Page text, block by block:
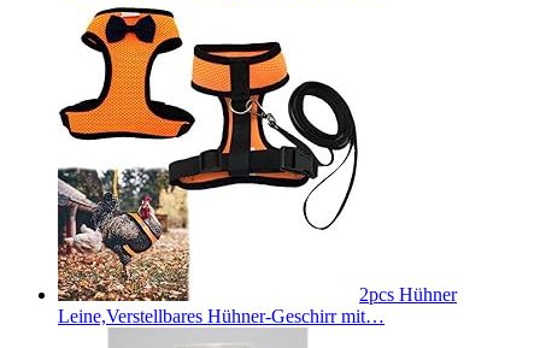
2pcs Hühner
Leine,Verstellbares Hühner-Geschirr mit…